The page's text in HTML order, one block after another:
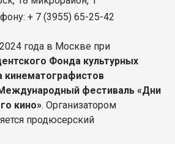
+ 7 (3955) 65-25-42
года в Москве при
Фонда культурных
кинематографистов
фестиваль «Дни
кино». Организатором
продюсерский